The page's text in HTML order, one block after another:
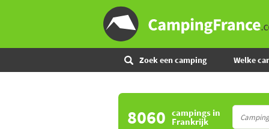
Zoek een camping Welke
8060 campingsin
Frankrijk